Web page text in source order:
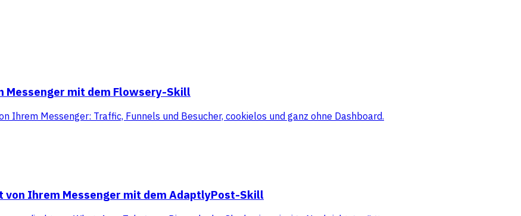
Messenger mit dem Flowsery-Skill
Ihrem Messenger: Traffic, Funnels und Besucher, cookielos und ganz ohne Dashboard.
Ihrem Messenger mit dem AdaptlyPost-Skill